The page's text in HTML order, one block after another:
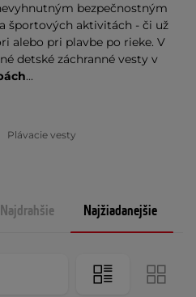
bezpečnostným
športových aktivitách - či už
alebo pri plavbe po rieke. V
detské záchranné vesty v
...
Plávacie vesty
Najdrahšie Najžiadanejšie